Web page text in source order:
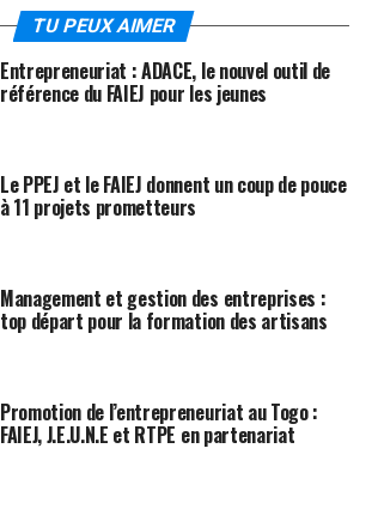
TU PEUX AIMER
Entrepreneuriat : ADACE, le nouvel outil de
référence du FAIEJ pour les jeunes
Le PPEJ et le FAIEJ donnent un coup de pouce
à 11 projets prometteurs
Management et gestion des entreprises :
top départ pour la formation des artisans
Promotion de l’entrepreneuriat au Togo :
FAIEJ, J.E.U.N.E et RTPE en partenariat